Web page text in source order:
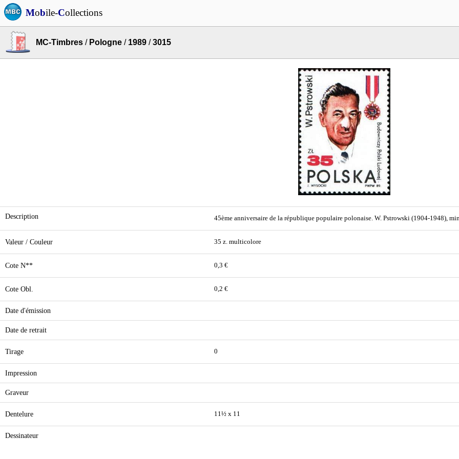
Mobile-Collections
MC-Timbres / Pologne / 1989 /3015
Description 45ème anniversaire de la république populaire polonaise. W. Pstrowski (1904-1948),
Valeur / Couleur 35 z. multicolore
Cote N** 0,3 €
Cote Obl. 0,2 €
Date d'émission
Date de retrait
Tirage 0
Impression
Graveur
Dentelure 11½ x 11
Dessinateur